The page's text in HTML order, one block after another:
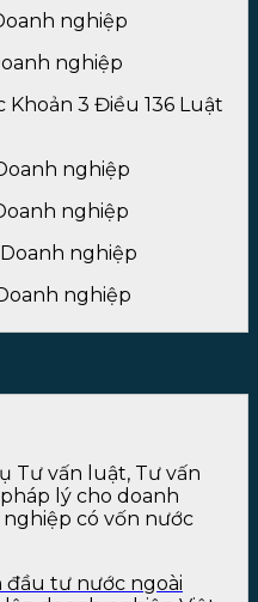
nghiệp
nghiệp
Khoản 3 Điều 136 Luật
nghiệp
nghiệp
nghiệp
nghiệp
Tư vấn luật, Tư vấn
lý cho doanh
có vốn nước
đầu tư nước ngoài